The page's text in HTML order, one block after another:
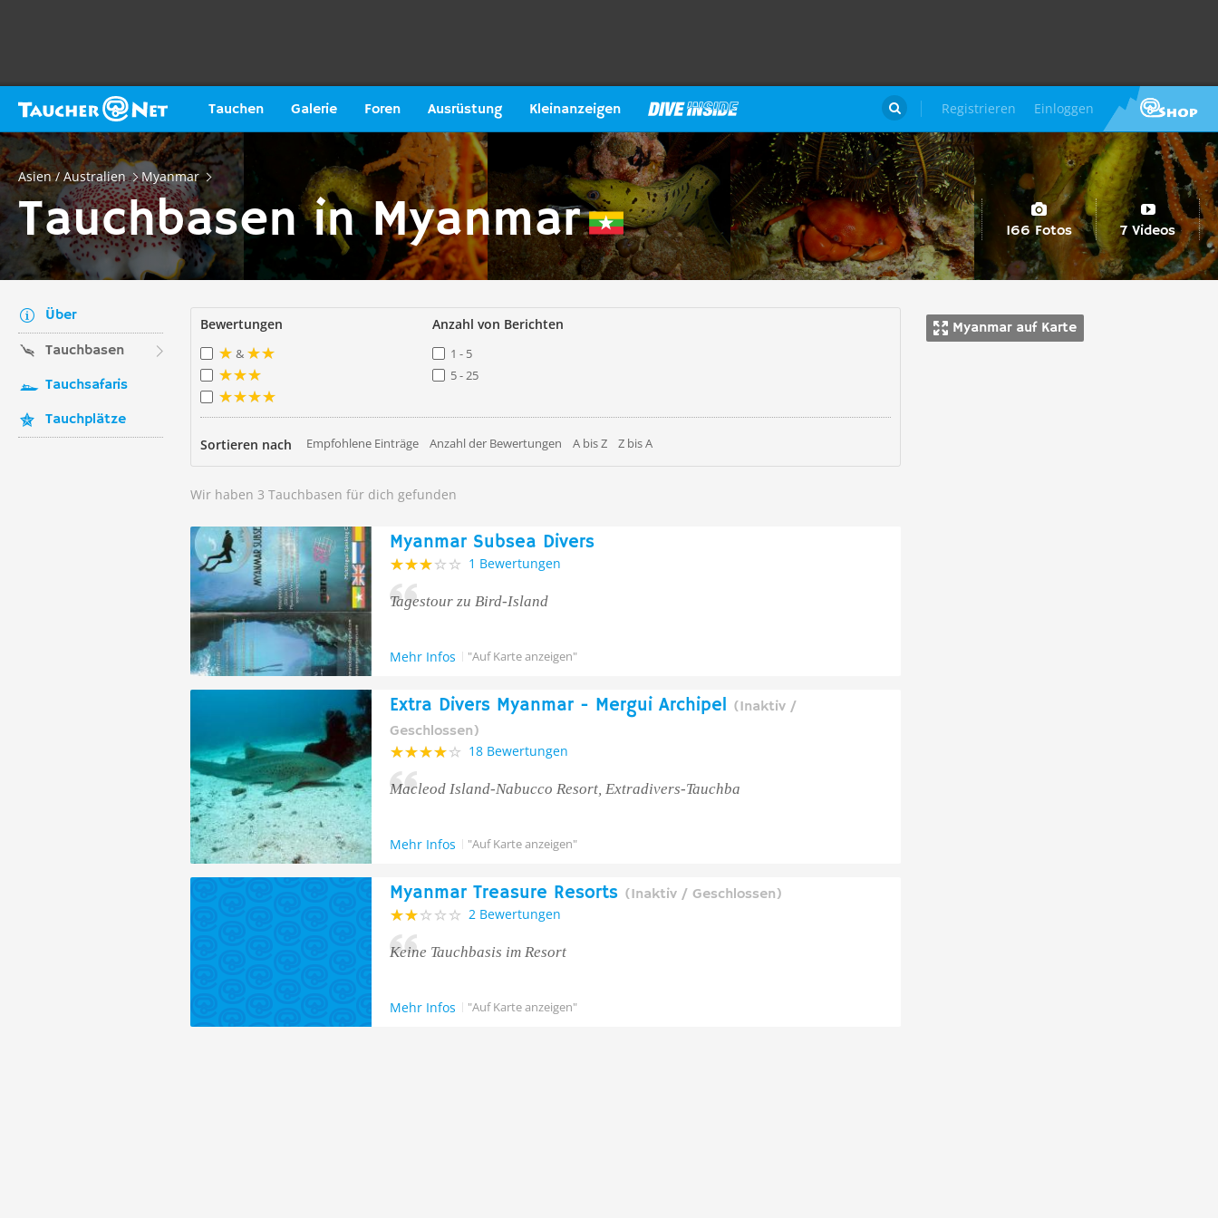
Tauchen Galerie Foren Ausrüstung Kleinanzeigen Registrieren Einloggen

166 Fotos 7 Videos
Asien / Australien Myanmar
Tauchbasen in Myanmar
Über
Tauchbasen
Tauchsafaris
Tauchplätze
Myanmar auf Karte
Bewertungen
&
Anzahl von Berichten
1 - 5
5 - 25
Sortieren nach Empfohlene Einträge Anzahl der Bewertungen A bis Z Z bis A
Wir haben 3 Tauchbasen für dich gefunden
Myanmar Subsea Divers
1 Bewertungen
Tagestour zu Bird-Island
Mehr Infos "Auf Karte anzeigen"
Extra Divers Myanmar - Mergui Archipel (Inaktiv /
Geschlossen)
18 Bewertungen
Macleod Island-Nabucco Resort, Extradivers-Tauchba
Mehr Infos "Auf Karte anzeigen"
Myanmar Treasure Resorts (Inaktiv / Geschlossen)
2 Bewertungen
Keine Tauchbasis im Resort
Mehr Infos "Auf Karte anzeigen"